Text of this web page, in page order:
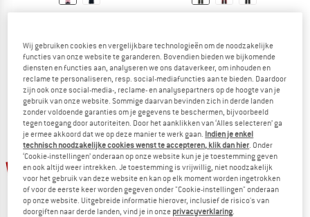
Skibroek
€ 129,95 € 64,98
5,0(7)
Toerskibroek
€ 169,95vanaf € 135,96
5,0(3)
-35% -22%
Wij gebruiken cookies en vergelijkbare technologieën om de noodzakelijke
functies van onze website te garanderen. Bovendien bieden we bijkomende
diensten en functies aan, analyseren we ons dataverkeer, om inhouden en
reclame te personaliseren, resp. social-mediafuncties aan te bieden. Daardoor
zijn ook onze social-media-, reclame- en analysepartners op de hoogte van je
gebruik van onze website. Sommige daarvan bevinden zich in derde landen
zonder voldoende garanties om je gegevens te beschermen, bijvoorbeeld
tegen toegang door autoriteiten. Door het aanklikken van ‘Alles selecteren’ ga
je ermee akkoord dat we op deze manier te werk gaan. Indien je enkel
technisch noodzakelijke cookies wenst te accepteren, klik dan hier . Onder
‘Cookie-instellingen’ onderaan op onze website kun je je toestemming geven
en ook altijd weer intrekken. Je toestemming is vrijwillig, niet noodzakelijk
voor het gebruik van deze website en kan op elk moment worden ingetrokken
of voor de eerste keer worden gegeven onder "Cookie-instellingen" onderaan
op onze website. Uitgebreide informatie hierover, inclusief de risico's van
doorgiften naar derde landen, vind je in onze privacyverklaring